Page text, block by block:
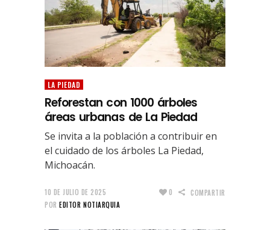
LA PIEDAD
Reforestan con 1000 árboles
áreas urbanas de La Piedad
Se invita a la población a contribuir en
el cuidado de los árboles La Piedad,
Michoacán.
10 DE JULIO DE 2025
POR EDITOR NOTIARQUIA
0 COMPARTIR